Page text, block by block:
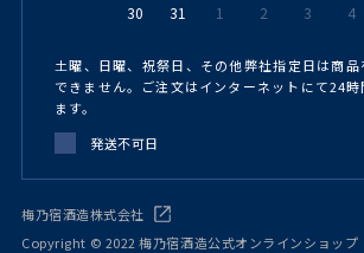
30 31 1 2 3 4
土曜、日曜、祝祭日、その他弊社指定日は商
できません。ご注文はインターネットにて24時
ます。
発送不可日
梅乃宿酒造株式会社
Copyright © 2022 梅乃宿酒造公式オンラインショップ